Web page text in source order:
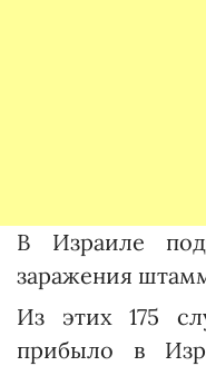
В Израиле
заражения
Из этих 175
прибыло в